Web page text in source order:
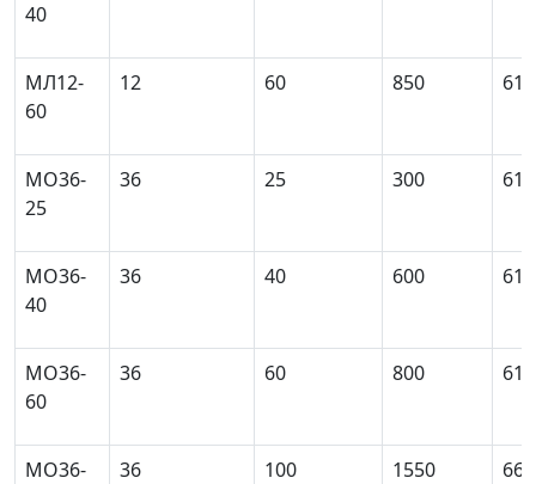
40
МЛ12-
60
12 60 850 61
МО36-
25
36 25 300 61
МО36-
40
36 40 600 61
МО36-
60
36 60 800 61
MО36-
36 100 1550 66